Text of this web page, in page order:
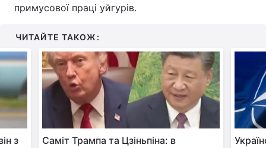
примусової праці уйгурів.
ЧИТАЙТЕ ТАКОЖ:
з
Саміт Трампа та Цзіньпіна: в